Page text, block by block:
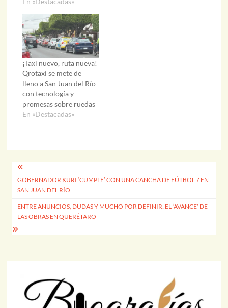
¡Taxi nuevo, ruta nueva!
Qrotaxi se mete de
lleno a San Juan del Río
con tecnología y
promesas sobre ruedas
En «Destacadas»
Navegación
de
entradas
GOBERNADOR KURI ‘CUMPLE’ CON UNA CANCHA DE FÚTBOL 7 EN
SAN JUAN DEL RÍO
ENTRE ANUNCIOS, DUDAS Y MUCHO POR DEFINIR: EL ‘AVANCE’ DE
LAS OBRAS EN QUERÉTARO